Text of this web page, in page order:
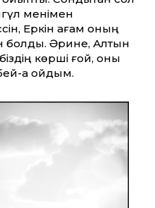
менімен
Еркін ағам оның
болды. Әрине, Алтын
біздің көрші ғой, оны
ақ қойдым.